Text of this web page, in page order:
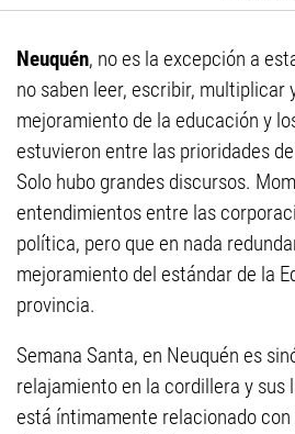
Neuquén, no es la excepción a
no saben leer, escribir, multiplicar
mejoramiento de la educación y
estuvieron entre las prioridades
Solo hubo grandes discursos.
entendimientos entre las
política, pero que en nada
mejoramiento del estándar de la
provincia.
Semana Santa, en Neuquén es
relajamiento en la cordillera y sus
está íntimamente relacionado